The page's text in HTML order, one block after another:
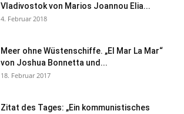
Vladivostok von Marios Joannou Elia...
4. Februar 2018
Meer ohne Wüstenschiffe. „El Mar La Mar“
von Joshua Bonnetta und...
18. Februar 2017
Zitat des Tages: „Ein kommunistisches